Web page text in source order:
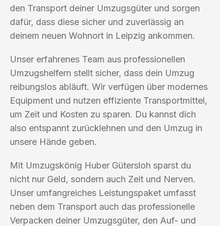
den Transport deiner Umzugsgüter und sorgen
dafür, dass diese sicher und zuverlässig an
deinem neuen Wohnort in Leipzig ankommen.
Unser erfahrenes Team aus professionellen
Umzugshelfern stellt sicher, dass dein Umzug
reibungslos abläuft. Wir verfügen über modernes
Equipment und nutzen effiziente Transportmittel,
um Zeit und Kosten zu sparen. Du kannst dich
also entspannt zurücklehnen und den Umzug in
unsere Hände geben.
Mit Umzugskönig Huber Gütersloh sparst du
nicht nur Geld, sondern auch Zeit und Nerven.
Unser umfangreiches Leistungspaket umfasst
neben dem Transport auch das professionelle
Verpacken deiner Umzugsgüter, den Auf- und